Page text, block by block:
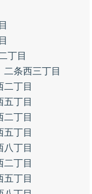
丁目
二条西三丁目
二丁目
五丁目
二丁目
五丁目
八丁目
二丁目
五丁目